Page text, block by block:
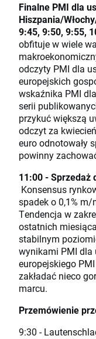
Finalne PMI dla
Hiszpania/
9:45, 9:50, 9:55,
obfituje w wiele
odczyty PMI dla
europejskich
wskaźnika PMI
serii
przykuć większą
odczyt za
euro odnotowały
powinny
11:00 - Sprzedaż
Konsensus
spadek o 0,1%
Tendencja w
ostatnich
stabilnym
wynikami PMI dla
europejskiego
zakładać nieco
marcu.
Przemówienie
9:30 -